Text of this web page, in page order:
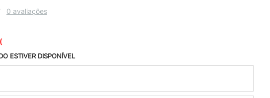
0 avaliações
ESTIVER DISPONÍVEL